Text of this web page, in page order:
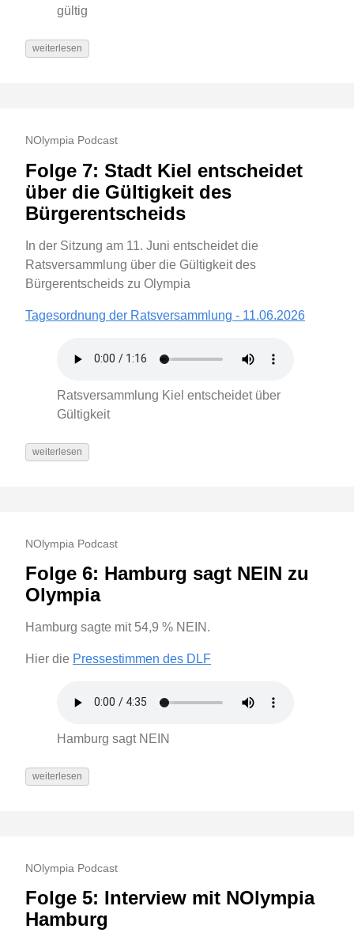
gültig
weiterlesen
NOlympia Podcast
Folge 7: Stadt Kiel entscheidet
über die Gültigkeit des
Bürgerentscheids
In der Sitzung am 11. Juni entscheidet die
Ratsversammlung über die Gültigkeit des
Bürgerentscheids zu Olympia
Tagesordnung der Ratsversammlung - 11.06.2026
Ratsversammlung Kiel entscheidet über
Gültigkeit
weiterlesen
NOlympia Podcast
Folge 6: Hamburg sagt NEIN zu
Olympia
Hamburg sagte mit 54,9 % NEIN.
Hier die Pressestimmen des DLF
Hamburg sagt NEIN
weiterlesen
NOlympia Podcast
Folge 5: Interview mit NOlympia
Hamburg